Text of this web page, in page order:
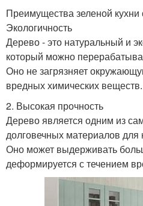
Преимущества зеленой кухни
Экологичность
Дерево - это натуральный и
который можно
Оно не загрязняет
вредных химических веществ.
2. Высокая прочность
Дерево является одним из
долговечных материалов для
Оно может выдерживать
деформируется с течением